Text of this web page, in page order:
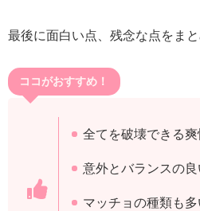
最後に面白い点、残念な点をまと
ココがおすすめ！
全てを破壊できる
意外とバランスの
マッチョの種類も多